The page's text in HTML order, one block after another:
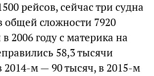
рейсов, сейчас три судна
общей сложности 7920
2006 году с материка на
58,3 тысячи
2014-м — 90 тысяч, в 2015-м